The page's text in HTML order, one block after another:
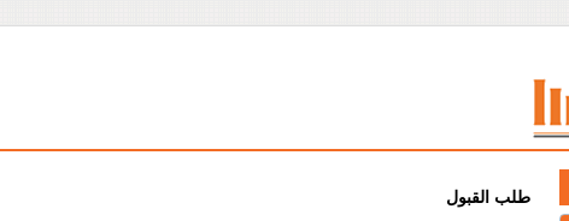
طلب القبول